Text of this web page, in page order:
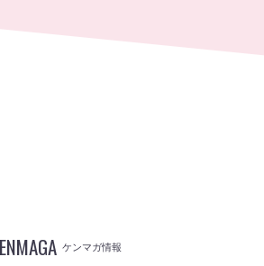
ケンマガ情報